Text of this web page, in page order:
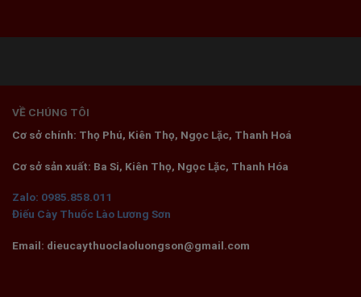
VỀ CHÚNG TÔI
Cơ sở chính: Thọ Phú, Kiên Thọ, Ngọc Lặc, Thanh Hoá
Cơ sở sản xuất: Ba Si, Kiên Thọ, Ngọc Lặc, Thanh Hóa
Zalo: 0985.858.011
Điếu Cày Thuốc Lào Lương Sơn
Email: dieucaythuoclaoluongson@gmail.com